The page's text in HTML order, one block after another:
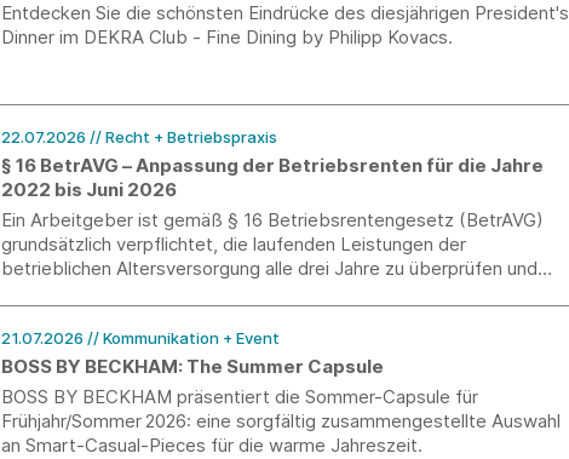
Entdecken Sie die schönsten Eindrücke des diesjährigen President's
Dinner im DEKRA Club - Fine Dining by Philipp Kovacs.
22.07.2026 // Recht + Betriebspraxis
§ 16 BetrAVG – Anpassung der Betriebsrenten für die Jahre
2022 bis Juni 2026
Ein Arbeitgeber ist gemäß § 16 Betriebsrentengesetz (BetrAVG)
grundsätzlich verpflichtet, die laufenden Leistungen der
betrieblichen Altersversorgung alle drei Jahre zu überprüfen und
Verbraucherpreisindexes.
21.07.2026 // Kommunikation + Event
BOSS BY BECKHAM: The Summer Capsule
BOSS BY BECKHAM präsentiert die Sommer-Capsule für
Frühjahr/Sommer 2026: eine sorgfältig zusammengestellte Auswahl
an Smart-Casual-Pieces für die warme Jahreszeit.